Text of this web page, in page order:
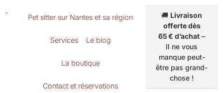
Pet sitter sur Nantes et sa région
Services Le blog
La boutique
Contact et réservations
🚚 Livraison
offerte dès
65 € d’achat –
Il ne vous
manque peut-
être pas grand-
chose !